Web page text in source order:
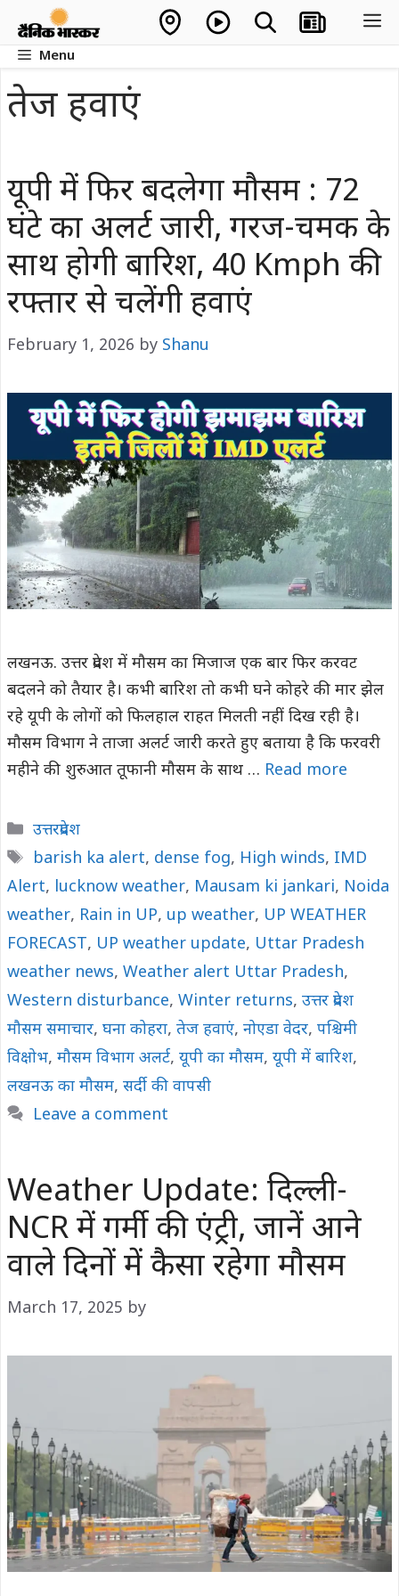
contentMenu
तेज हवाएं
यूपी में फिर बदलेगा मौसम : 72
घंटे का अलर्ट जारी, गरज-चमक के
साथ होगी बारिश, 40 Kmph की
रफ्तार से चलेंगी हवाएं
February 1, 2026 by Shanu
लखनऊ. उत्तर प्रदेश में मौसम का मिजाज एक बार फिर करवट
बदलने को तैयार है। कभी बारिश तो कभी घने कोहरे की मार झेल
रहे यूपी के लोगों को फिलहाल राहत मिलती नहीं दिख रही है।
मौसम विभाग ने ताजा अलर्ट जारी करते हुए बताया है कि फरवरी
महीने की शुरुआत तूफानी मौसम के साथ … Read more
Categories
उत्तरप्रदेश
Tags
barish ka alert, dense fog, High winds, IMD
Alert, lucknow weather, Mausam ki jankari, Noida
weather, Rain in UP, up weather, UP WEATHER
FORECAST, UP weather update, Uttar Pradesh
weather news, Weather alert Uttar Pradesh,
Western disturbance, Winter returns, उत्तर प्रदेश
मौसम समाचार, घना कोहरा, तेज हवाएं, नोएडा वेदर, पश्चिमी
विक्षोभ, मौसम विभाग अलर्ट, यूपी का मौसम, यूपी में बारिश,
लखनऊ का मौसम, सर्दी की वापसी
Leave a comment
Weather Update: दिल्ली-
NCR में गर्मी की एंट्री, जानें आने
वाले दिनों में कैसा रहेगा मौसम
March 17, 2025 by